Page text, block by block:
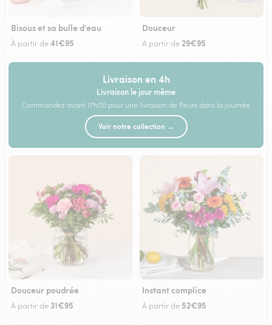
Bisous et sa bulle d'eau
À partir de41€95
Douceur
À partir de 29€95
Livraison en 4h
Livraison le jour même
Commandez avant 17h00 pour une livraison de fleurs dans la journée
Voir notre collection →
Douceur poudrée
À partir de 31€95
Instant complice
À partir de 52€95